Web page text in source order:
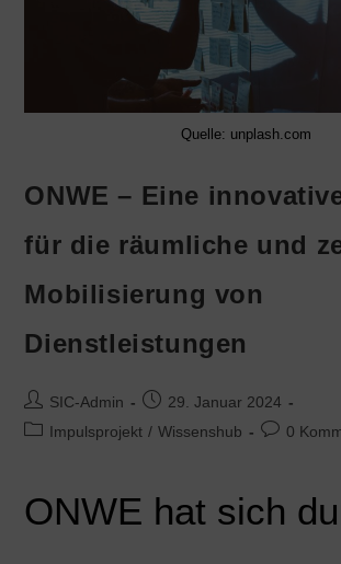
Quelle: unplash.com
ONWE – Eine
für die räumliche und
Mobilisierung von
Dienstleistungen
SIC-Admin
29. Januar 2024
Impulsprojekt / Wissenshub 0
ONWE hat sich